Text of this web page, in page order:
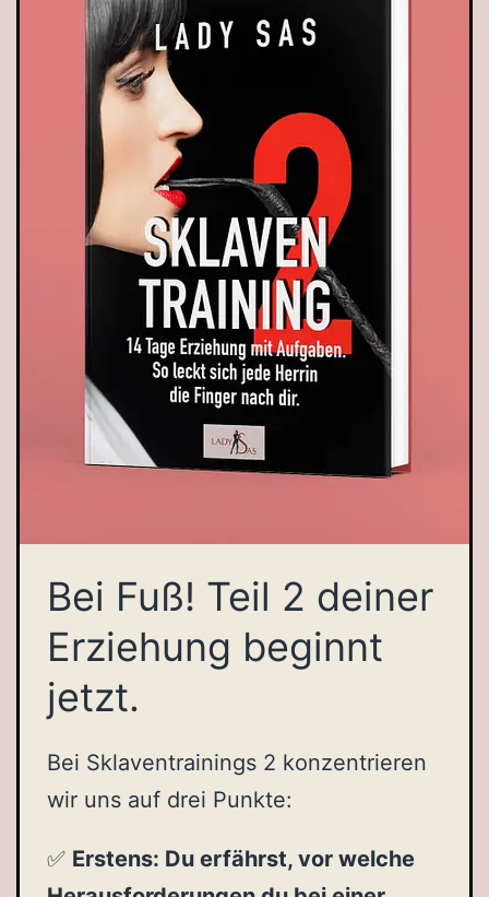
Bei Fuß! Teil 2 deiner
Erziehung beginnt
jetzt.
Bei Sklaventrainings 2 konzentrieren
wir uns auf drei Punkte:
✅ Erstens: Du erfährst, vor welche